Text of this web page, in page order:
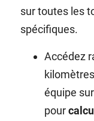
sur toutes les
spécifiques.
Accédez
équipe
pour